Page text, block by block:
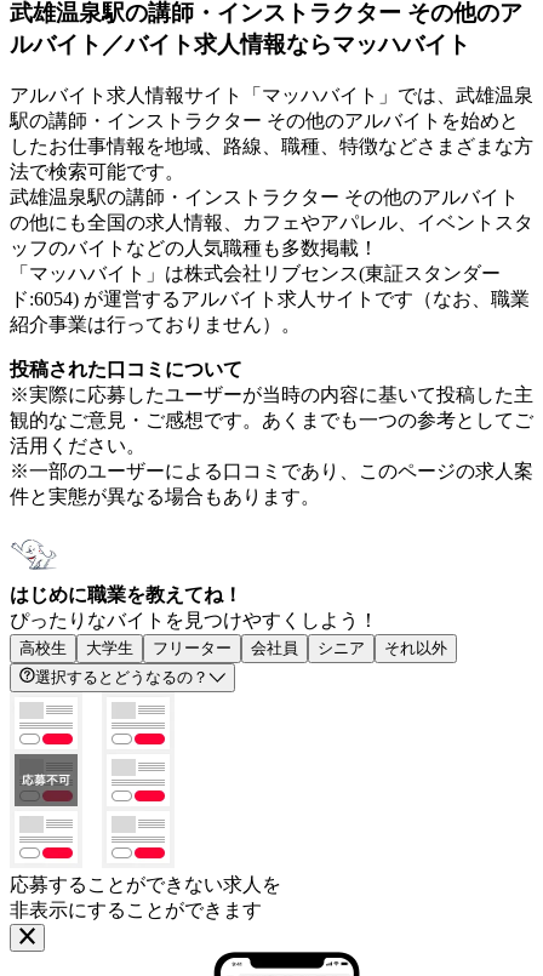
武雄温泉駅の講師・インストラクター その他のア
ルバイト／バイト求人情報ならマッハバイト
アルバイト求人情報サイト「マッハバイト」では、武雄温泉
駅の講師・インストラクター その他のアルバイトを始めと
したお仕事情報を地域、路線、職種、特徴などさまざまな方
法で検索可能です。
武雄温泉駅の講師・インストラクター その他のアルバイト
の他にも全国の求人情報、カフェやアパレル、イベントスタ
ッフのバイトなどの人気職種も多数掲載！
「マッハバイト」は株式会社リブセンス(東証スタンダー
ド:6054) が運営するアルバイト求人サイトです（なお、職業
紹介事業は行っておりません）。
投稿された口コミについて
※実際に応募したユーザーが当時の内容に基いて投稿した主
観的なご意見・ご感想です。あくまでも一つの参考としてご
活用ください。
※一部のユーザーによる口コミであり、このページの求人案
件と実態が異なる場合もあります。
はじめに職業を教えてね！
ぴったりなバイトを見つけやすくしよう！
高校生 大学生 フリーター 会社員 シニア
それ以外
選択するとどうなるの？
応募することができない求人を
非表示にすることができます